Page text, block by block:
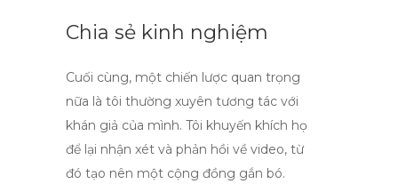
Chia sẻ kinh nghiệm
Cuối cùng, một chiến lược quan trọng
nữa là tôi thường xuyên tương tác với
khán giả của mình. Tôi khuyến khích họ
để lại nhận xét và phản hồi về video, từ
đó tạo nên một cộng đồng gắn bó.